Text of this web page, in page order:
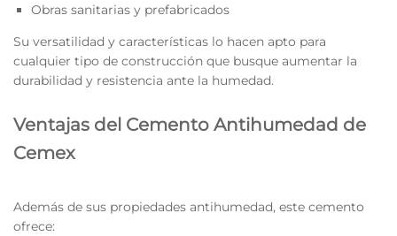
Obras sanitarias y prefabricados
Su versatilidad y características lo hacen apto para
cualquier tipo de construcción que busque aumentar la
durabilidad y resistencia ante la humedad.
Ventajas del Cemento Antihumedad de
Cemex
Además de sus propiedades antihumedad, este cemento
ofrece: